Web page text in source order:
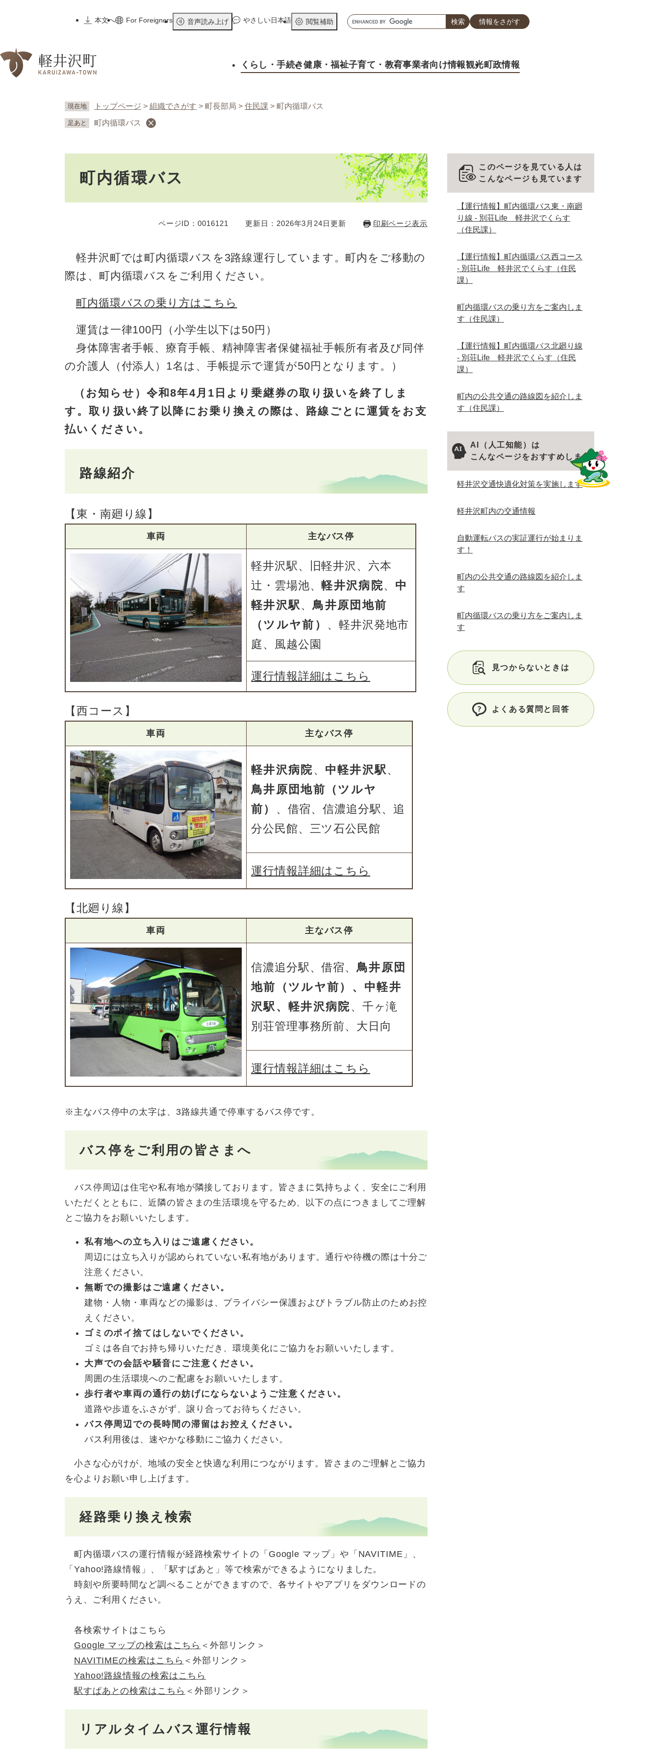
先
本文へ
For Foreigners 音声読み上げ やさしい日本語 閲覧補助
キ
ー
ド
情報をさがす
くらし ・手続き健康 ・福祉子育て ・教育事業者向け情報観光町政情報
現在地 トップページ > 組織でさがす > 町長部局 > 住民課 > 町内循環バス
足あと 町内循環バス
町内循環バス
ページID：0016121 更新日：2026年3月24日更新 印刷ページ表示
軽井沢町では町内循環バスを3路線運行しています。町内をご移動の
際は、町内循環バスをご利用ください。​
町内循環バスの乗り方はこちら
運賃は一律100円（小学生以下は50円）
身体障害者手帳、療育手帳、精神障害者保健福祉手帳所有者及び同伴
の介護人（付添人）1名は、手帳提示で運賃が50円となります。）
（お知らせ）令和8年4月1日より乗継券の取り扱いを終了しま
す。取り扱い終了以降にお乗り換えの際は、路線ごとに運賃をお支
払いください。
路線紹介
【東・南廻り線】
車両 主なバス停
軽井沢駅、旧軽井沢、六本
辻・雲場池、軽井沢病院、 中
軽井沢駅、 鳥井原団地前
（ツルヤ前） 、軽井沢発地市
庭、風越公園
運行情報詳細はこちら
【西コース】
車両 主なバス停
軽井沢病院、 中軽井沢駅、
鳥井原団地前（ツルヤ
前） 、​借宿、信濃追分駅、追
分公民館、三ツ石公民館
運行情報詳細はこちら
【北廻り線】
車両 主なバス停
信濃追分駅、借宿、 鳥井原団
地前（ツルヤ前）、中軽井
沢駅、軽井沢病院、千ヶ滝
別荘管理事務所前、大日向
運行情報詳細はこちら
※主なバス停中の太字は、3路線共通で停車するバス停です。
バス停をご利用の皆さまへ
バス停周辺は住宅や私有地が隣接しております。皆さまに気持ちよく、安全にご利用
いただくとともに、近隣の皆さまの生活環境を守るため、以下の点につきましてご理解
とご協力をお願いいたします。
私有地への立ち入りはご遠慮ください。
周辺には立ち入りが認められていない私有地があります。通行や待機の際は十分ご
注意ください。
無断での撮影はご遠慮ください。
建物・人物・車両などの撮影は、プライバシー保護およびトラブル防止のためお控
えください。
ゴミのポイ捨てはしないでください。
ゴミは各自でお持ち帰りいただき、環境美化にご協力をお願いいたします。
大声での会話や騒音にご注意ください。
周囲の生活環境へのご配慮をお願いいたします。
歩行者や車両の通行の妨げにならないようご注意ください。
道路や歩道をふさがず、譲り合ってお待ちください。
バス停周辺での長時間の滞留はお控えください。
バス利用後は、速やかな移動にご協力ください。
小さな心がけが、地域の安全と快適な利用につながります。皆さまのご理解とご協力
を心よりお願い申し上げます。
経路乗り換え検索
町内循環バスの運行情報が経路検索サイトの「Google マップ」や「NAVITIME」、
「Yahoo!路線情報」、「駅すぱあと」等で検索ができるようになりました。
時刻や所要時間など調べることができますので、各サイトやアプリをダウンロードの
うえ、ご利用ください。
各検索サイトはこちら
Google マップの検索はこちら ＜外部リンク＞
NAVITIMEの検索はこちら ＜外部リンク＞
Yahoo!路線情報の検索はこちら
駅すぱあとの検索はこちら ＜外部リンク＞
リアルタイムバス運行情報
このページを見ている人は
こんなページも見ています
【運行情報】町内循環バス東・南廻
り線 - 別荘Life 軽井沢でくらす
（住民課）
【運行情報】町内循環バス西コース
- 別荘Life 軽井沢でくらす（住民
課）
町内循環バスの乗り方をご案内しま
す（住民課）
【運行情報】町内循環バス北廻り線
- 別荘Life 軽井沢でくらす（住民
課）
町内の公共交通の路線図を紹介しま
す（住民課）
AI（人工知能）は
こんなページをおすすめします
軽井沢交通快適化対策を実施します
軽井沢町内の交通情報
自動運転バスの実証運行が始まりま
す！
町内の公共交通の路線図を紹介しま
す
町内循環バスの乗り方をご案内しま
す
見つからないときは
よくある質問と回答